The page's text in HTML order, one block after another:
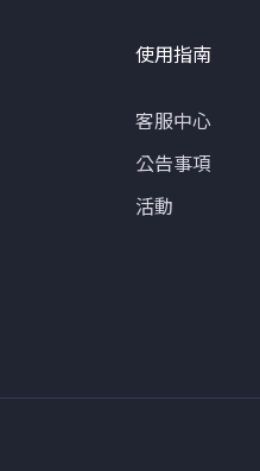
使用指南
客服中心
公告事項
活動